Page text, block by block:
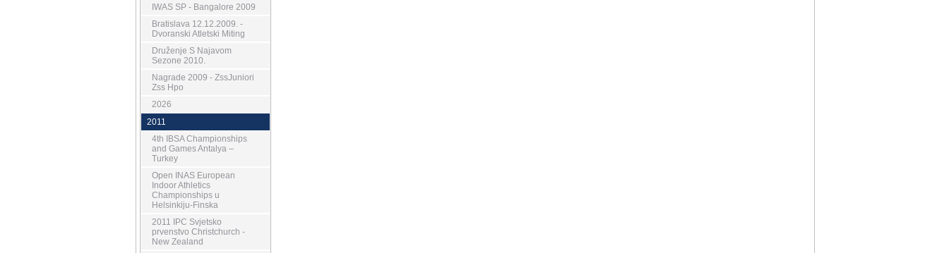
IWAS SP - Bangalore 2009
Bratislava 12.12.2009. -
Dvoranski Atletski Miting
Druženje S Najavom
Sezone 2010.
Nagrade 2009 - ZssJuniori
Zss Hpo
2026
2011
4th IBSA Championships
and Games Antalya –
Turkey
Open INAS European
Indoor Athletics
Championships u
Helsinkiju-Finska
2011 IPC Svjetsko
prvenstvo Christchurch -
New Zealand